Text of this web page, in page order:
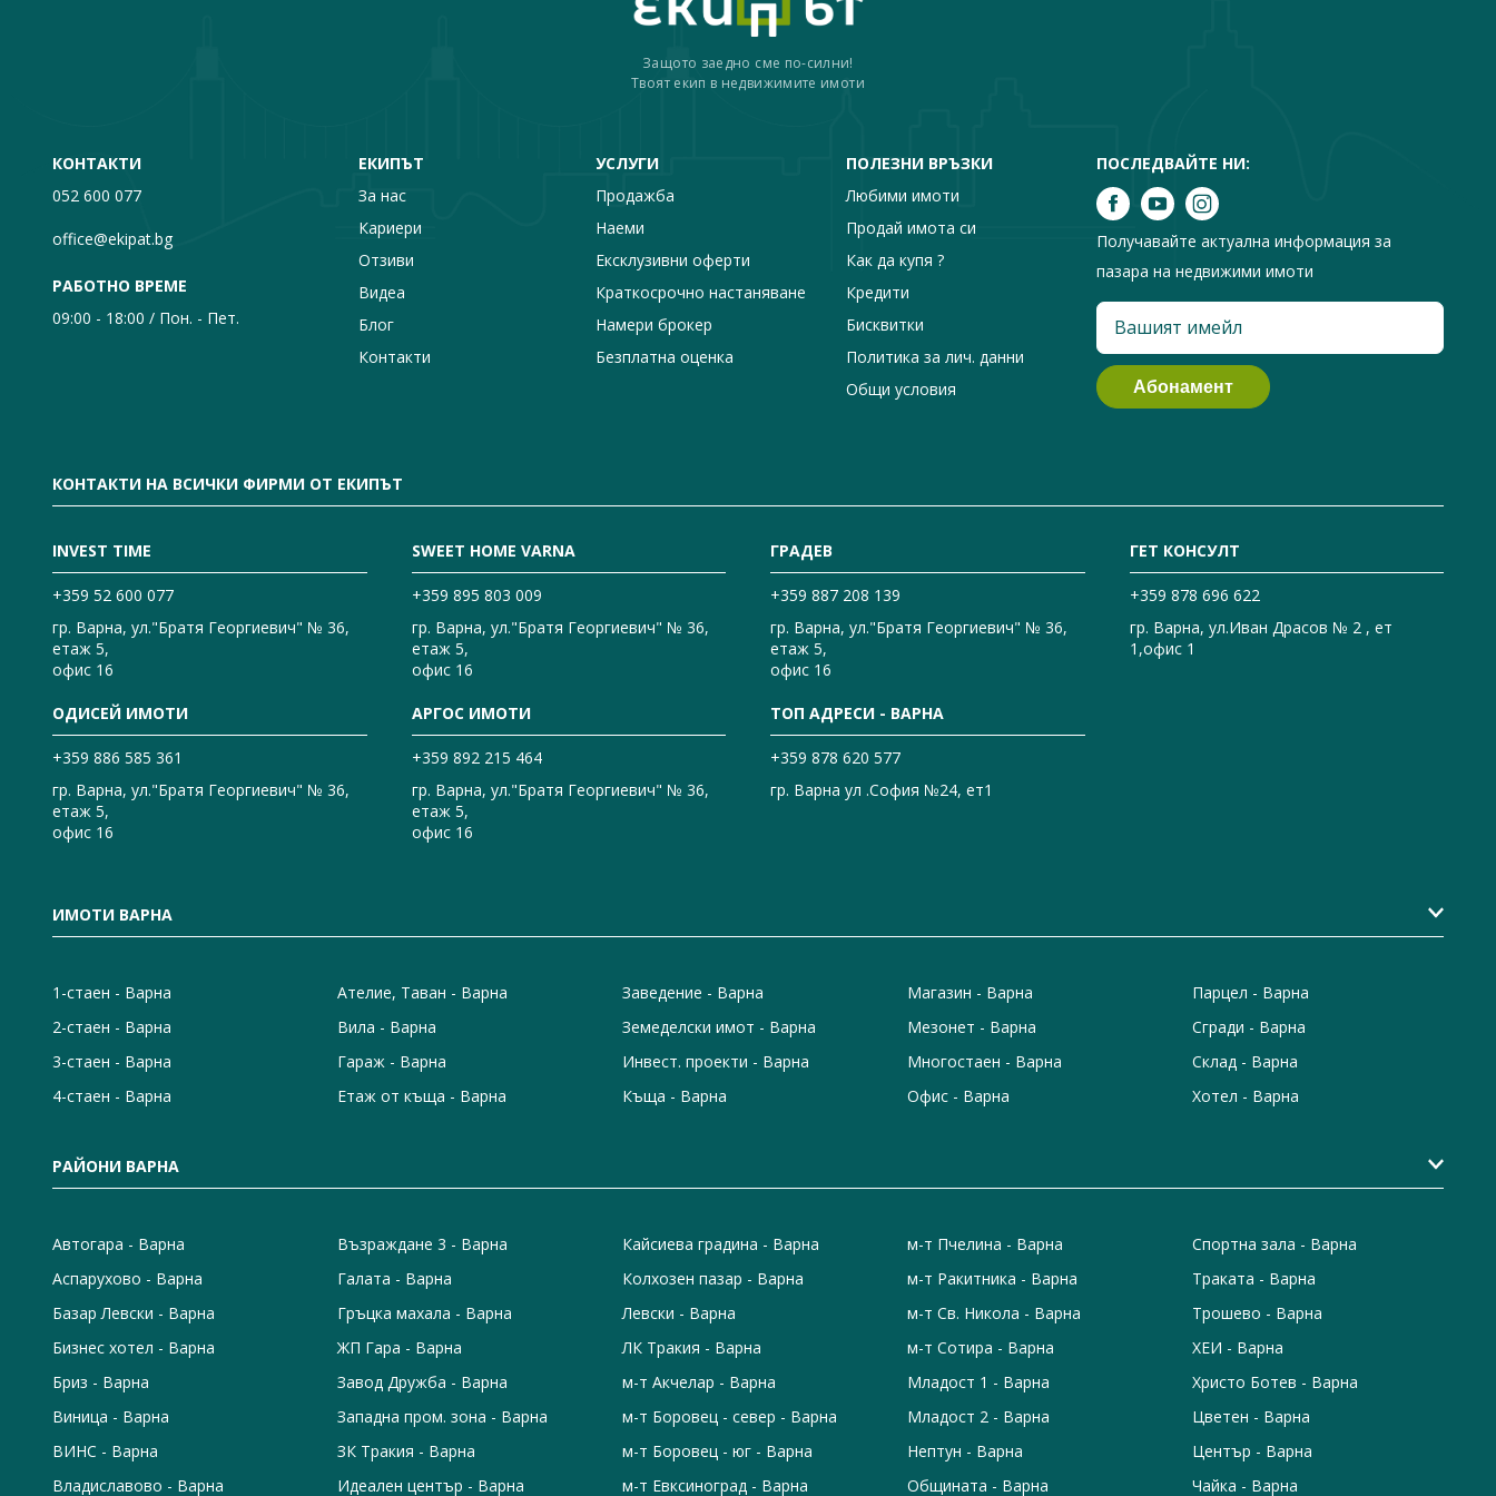
Защото заедно сме по-силни!
Твоят екип в недвижимите имоти
КОНТАКТИ
052 600 077
office@ekipat.bg
РАБОТНО ВРЕМЕ
09:00 - 18:00 / Пон. - Пет.
ЕКИПЪТ
За нас
Кариери
Отзиви
Видеа
Блог
Контакти
УСЛУГИ
Продажба
Наеми
Ексклузивни оферти
Краткосрочно настаняване
Намери брокер
Безплатна оценка
ПОЛЕЗНИ ВРЪЗКИ
Любими имоти
Продай имота си
Как да купя ?
Кредити
Бисквитки
Политика за лич. данни
Общи условия
ПОСЛЕДВАЙТЕ НИ:
Получавайте актуална информация за
пазара на недвижими имоти
КОНТАКТИ НА ВСИЧКИ ФИРМИ ОТ ЕКИПЪТ
INVEST TIME
+359 52 600 077
гр. Варна, ул."Братя Георгиевич" № 36,
етаж 5,
офис 16
SWEET HOME VARNA
+359 895 803 009
гр. Варна, ул."Братя Георгиевич" № 36,
етаж 5,
офис 16
ГРАДЕВ
+359 887 208 139
гр. Варна, ул."Братя Георгиевич" № 36,
етаж 5,
офис 16
ГЕТ КОНСУЛТ
+359 878 696 622
гр. Варна, ул.Иван Драсов № 2 , ет
1,офис 1
ОДИСЕЙ ИМОТИ
+359 886 585 361
гр. Варна, ул."Братя Георгиевич" № 36,
етаж 5,
офис 16
АРГОС ИМОТИ
+359 892 215 464
гр. Варна, ул."Братя Георгиевич" № 36,
етаж 5,
офис 16
ТОП АДРЕСИ - ВАРНА
+359 878 620 577
гр. Варна ул .София №24, ет1
ИМОТИ ВАРНА
1-стаен - Варна
2-стаен - Варна
3-стаен - Варна
4-стаен - Варна
Ателие, Таван - Варна
Вила - Варна
Гараж - Варна
Етаж от къща - Варна
Заведение - Варна
Земеделски имот - Варна
Инвест. проекти - Варна
Къща - Варна
Магазин - Варна
Мезонет - Варна
Многостаен - Варна
Офис - Варна
Парцел - Варна
Сгради - Варна
Склад - Варна
Хотел - Варна
РАЙОНИ ВАРНА
Автогара - Варна
Аспарухово - Варна
Базар Левски - Варна
Бизнес хотел - Варна
Бриз - Варна
Виница - Варна
ВИНС - Варна
Владиславово - Варна
Възраждане 3 - Варна
Галата - Варна
Гръцка махала - Варна
ЖП Гара - Варна
Завод Дружба - Варна
Западна пром. зона - Варна
ЗК Тракия - Варна
Идеален център - Варна
Кайсиева градина - Варна
Колхозен пазар - Варна
Левски - Варна
ЛК Тракия - Варна
м-т Акчелар - Варна
м-т Боровец - север - Варна
м-т Боровец - юг - Варна
м-т Евксиноград - Варна
м-т Пчелина - Варна
м-т Ракитника - Варна
м-т Св. Никола - Варна
м-т Сотира - Варна
Младост 1 - Варна
Младост 2 - Варна
Нептун - Варна
Общината - Варна
Спортна зала - Варна
Траката - Варна
Трошево - Варна
ХЕИ - Варна
Христо Ботев - Варна
Цветен - Варна
Център - Варна
Чайка - Варна